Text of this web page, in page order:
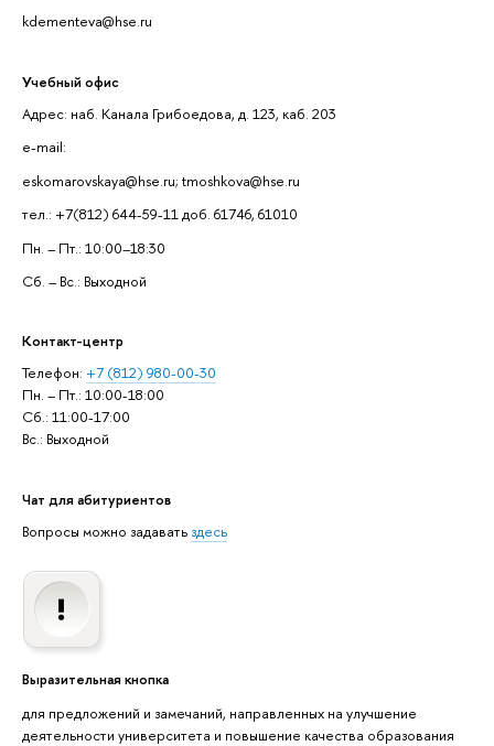
kdementeva@hse.ru
Учебный офис
Адрес: наб. Канала Грибоедова, д. 123, каб. 203
e-mail:
eskomarovskaya@hse.ru; tmoshkova@hse.ru
тел.: +7(812) 644-59-11 доб. 61746, 61010
Пн. – Пт.: 10:00–18:30
Сб. – Вс.: Выходной
Контакт-центр
Телефон: +7 (812) 980-00-30
Пн. – Пт.: 10:00-18:00
Сб.: 11:00-17:00
Вс.: Выходной
Чат для абитуриентов
Вопросы можно задаватьздесь
Выразительная кнопка
для предложений и замечаний, направленных на улучшение
деятельности университета и повышение качества образования